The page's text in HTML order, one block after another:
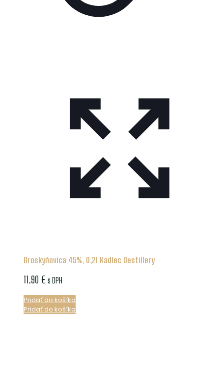
Broskyňovica 45%, 0,2l Kadlec Destillery
11.90 € s DPH
Pridať do košíka
Pridať do košíka